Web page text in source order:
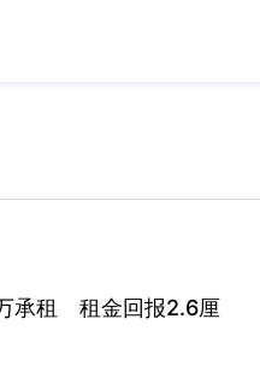
承租 租金回报2.6厘